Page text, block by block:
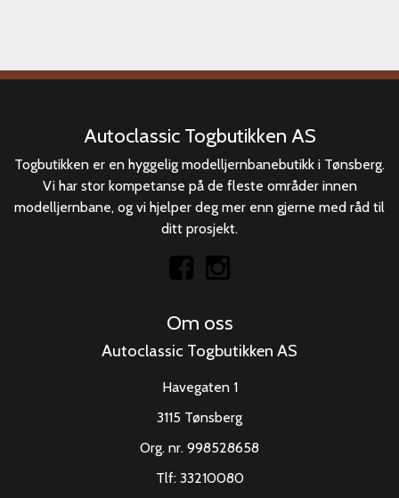
Autoclassic Togbutikken AS
Togbutikken er en hyggelig modelljernbanebutikk i Tønsberg.
Vi har stor kompetanse på de fleste områder innen
modelljernbane, og vi hjelper deg mer enn gjerne med råd til
ditt prosjekt.
Om oss
Autoclassic Togbutikken AS
Havegaten 1
3115 Tønsberg
Org. nr. 998528658
Tlf: 33210080